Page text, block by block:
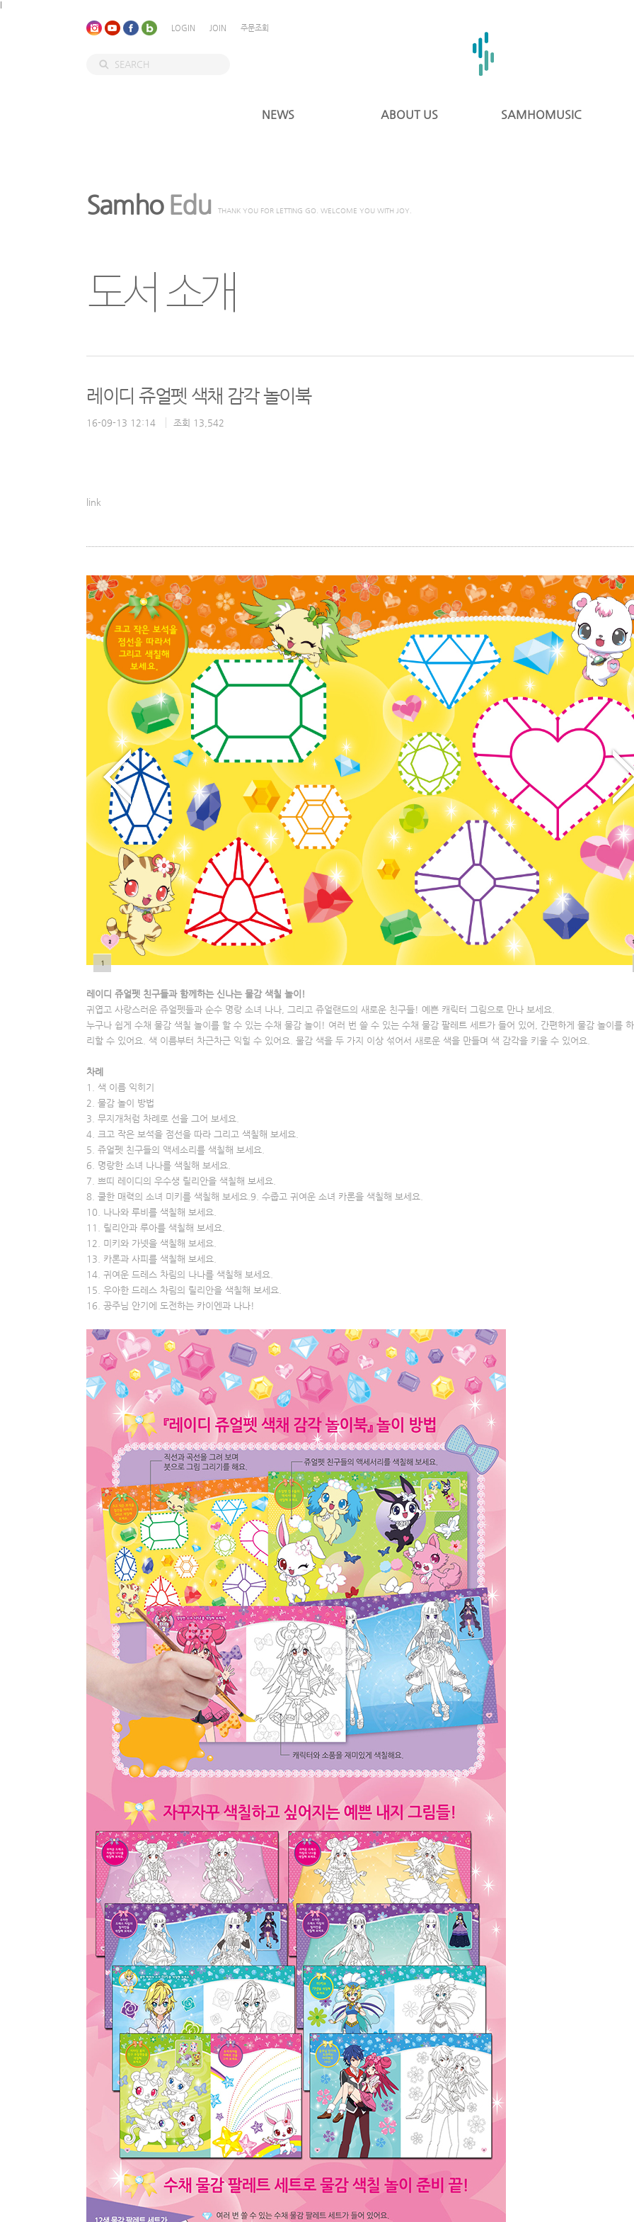
LOGIN JOIN 주문조회
NEWS ABOUT US SAMHOMUSIC
Samho Edu THANK YOU FOR LETTING GO. WELCOME YOU WITH JOY.
도서 소개
레이디 쥬얼펫 색채 감각 놀이북
16-09-13 12:14 조회 13,542
link
157
레이디 쥬얼펫 친구들과 함께하는 신나는 물감 색칠 놀이!
귀엽고 사랑스러운 쥬얼펫들과 순수 명랑 소녀 나나, 그리고 쥬얼랜드의 새로운 친구들! 예쁜 캐릭터 그림으로 만나 보세요.
누구나 쉽게 수채 물감 색칠 놀이를 할 수 있는 수채 물감 놀이! 여러 번 쓸 수 있는 수채 물감 팔레트 세트가 들어 있어, 간편하게 물감 놀이를
리할 수 있어요. 색 이름부터 차근차근 익힐 수 있어요. 물감 색을 두 가지 이상 섞어서 새로운 색을 만들며 색 감각을 키울 수 있어요.
차례
1. 색 이름 익히기
2. 물감 놀이 방법
3. 무지개처럼 차례로 선을 그어 보세요.
4. 크고 작은 보석을 점선을 따라 그리고 색칠해 보세요.
5. 쥬얼펫 친구들의 액세소리를 색칠해 보세요.
6. 명랑한 소녀 나나를 색칠해 보세요.
7. 쁘띠 레이디의 우수생 릴리안을 색칠해 보세요.
8. 쿨한 매력의 소녀 미키를 색칠해 보세요.9. 수줍고 귀여운 소녀 카론을 색칠해 보세요.
10. 나나와 루비를 색칠해 보세요.
11. 릴리안과 루아를 색칠해 보세요.
12. 미키와 가넷을 색칠해 보세요.
13. 카론과 사피를 색칠해 보세요.
14. 귀여운 드레스 차림의 나나를 색칠해 보세요.
15. 우아한 드레스 차림의 릴리안을 색칠해 보세요.
16. 공주님 안기에 도전하는 카이엔과 나나!